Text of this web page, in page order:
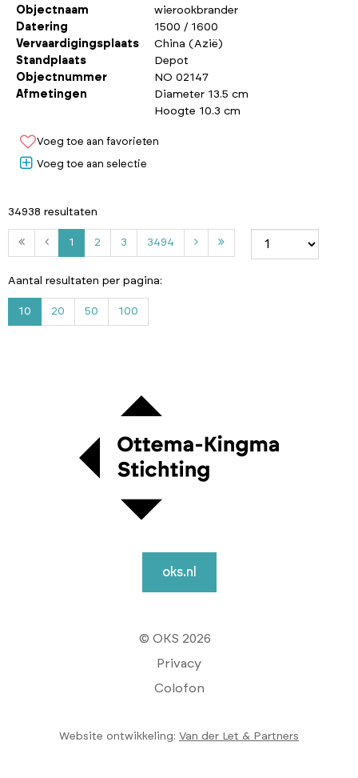
Objectnaam
wierookbrander
Datering
1500 / 1600
Vervaardigingsplaats
China (Azië)
Standplaats
Depot
Objectnummer
NO 02147
Afmetingen
Diameter 13.5 cm
Hoogte 10.3 cm
Voeg toe aan favorieten
Voeg toe aan selectie
34938 resultaten
1 2 3 3494
4
Aantal resultaten per pagina:
10 20 50 100
oks.nl
© OKS 2026
Privacy
Colofon
Website ontwikkeling: Van der Let & Partners